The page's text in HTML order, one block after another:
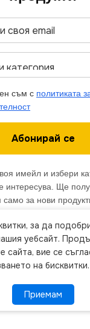
съм с политиката
Абонирай се
имейл и избери
интересува. Ще
само за нови
improve your
this website,
use of cookies.
за да
уебсайт.
сайта, вие се
на бисквитки.
Приемам